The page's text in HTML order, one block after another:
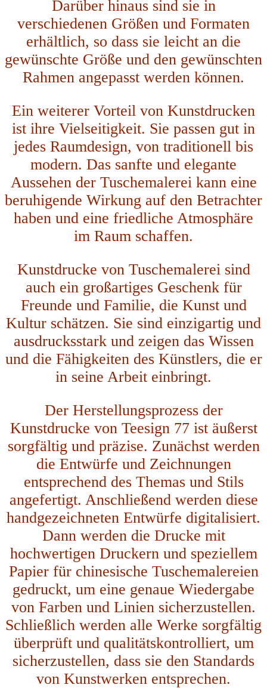
Darüber hinaus sind sie in
verschiedenen Größen und Formaten
erhältlich, so dass sie leicht an die
gewünschte Größe und den gewünschten
Rahmen angepasst werden können.
Ein weiterer Vorteil von Kunstdrucken
ist ihre Vielseitigkeit. Sie passen gut in
jedes Raumdesign, von traditionell bis
modern. Das sanfte und elegante
Aussehen der Tuschemalerei kann eine
beruhigende Wirkung auf den Betrachter
haben und eine friedliche Atmosphäre
im Raum schaffen.
Kunstdrucke von Tuschemalerei sind
auch ein großartiges Geschenk für
Freunde und Familie, die Kunst und
Kultur schätzen. Sie sind einzigartig und
ausdrucksstark und zeigen das Wissen
und die Fähigkeiten des Künstlers, die er
in seine Arbeit einbringt.
Der Herstellungsprozess der
Kunstdrucke von Teesign 77 ist äußerst
sorgfältig und präzise. Zunächst werden
die Entwürfe und Zeichnungen
entsprechend des Themas und Stils
angefertigt. Anschließend werden diese
handgezeichneten Entwürfe digitalisiert.
Dann werden die Drucke mit
hochwertigen Druckern und speziellem
Papier für chinesische Tuschemalereien
gedruckt, um eine genaue Wiedergabe
von Farben und Linien sicherzustellen.
Schließlich werden alle Werke sorgfältig
überprüft und qualitätskontrolliert, um
sicherzustellen, dass sie den Standards
von Kunstwerken entsprechen.